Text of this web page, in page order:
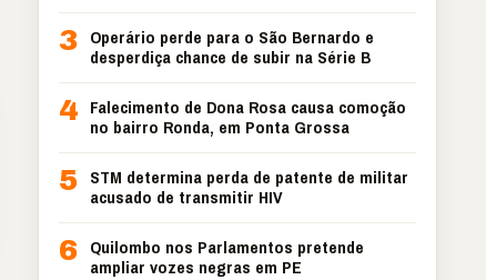
3 Operário perde para o São Bernardo e
desperdiça chance de subir na Série B
4 Falecimento de Dona Rosa causa comoção
no bairro Ronda, em Ponta Grossa
5 STM determina perda de patente de militar
acusado de transmitir HIV
6 Quilombo nos Parlamentos pretende
ampliar vozes negras em PE